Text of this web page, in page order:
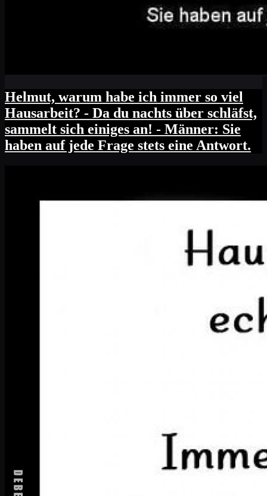
Helmut, warum habe ich immer so viel
Hausarbeit? - Da du nachts über schläfst,
sammelt sich einiges an! - Männer: Sie
haben auf jede Frage stets eine Antwort.